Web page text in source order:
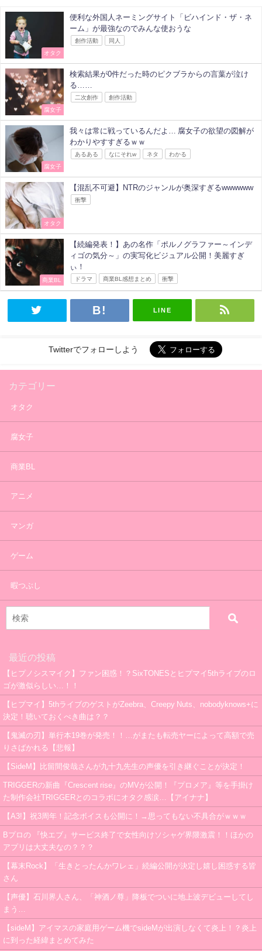
オタク
便利な外国人ネーミングサイト「ビハインド・ザ・ネ
ーム」が最強なのでみんな使おうな
創作活動 同人
腐女子
検索結果が0件だった時のピクブラからの言葉が泣け
る……
二次創作 創作活動
腐女子
我々は常に戦っているんだよ… 腐女子の欲望の図解が
わかりやすすぎるｗｗ
あるある なにそれw ネタ わかる
オタク
【混乱不可避】NTRのジャンルが奥深すぎるwwwwww
衝撃
商業BL
【続編発表！】あの名作「ポルノグラファー～インデ
ィゴの気分～」の実写化ビジュアル公開！美麗すぎ
ぃ！
ドラマ 商業BL感想まとめ 衝撃
LINE
Twitterでフォローしよう
カテゴリー
オタク
腐女子
商業BL
アニメ
マンガ
ゲーム
暇つぶし
最近の投稿
【ヒプノシスマイク】ファン困惑！？SixTONESとヒプマイ5thライブのロ
ゴが激似らしい…！！
【ヒプマイ】5thライブのゲストがZeebra、Creepy Nuts、nobodyknows+に
決定！聴いておくべき曲は？？
【鬼滅の刃】単行本19巻が発売！！…がまたも転売ヤーによって高額で売
りさばかれる【悲報】
【SideM】比留間俊哉さんが九十九先生の声優を引き継ぐことが決定！
TRIGGERの新曲『Crescent rise』のMVが公開！『プロメア』等を手掛け
た制作会社TRIGGERとのコラボにオタク感涙…【アイナナ】
【A3!】祝3周年！記念ボイスも公開に！→思ってもない不具合がｗｗｗ
Bプロの 『快エブ』サービス終了で女性向けソシャゲ界隈激震！！ほかの
アプリは大丈夫なの？？？
【幕末Rock】「生きとったんかワレェ」続編公開が決定し嬉し困惑する皆
さん
【声優】石川界人さん、「神酒ノ尊」降板でついに地上波デビューしてし
まう…
【sideM】アイマスの家庭用ゲーム機でsideMが出演しなくて炎上！？炎上
に到った経緯まとめてみた